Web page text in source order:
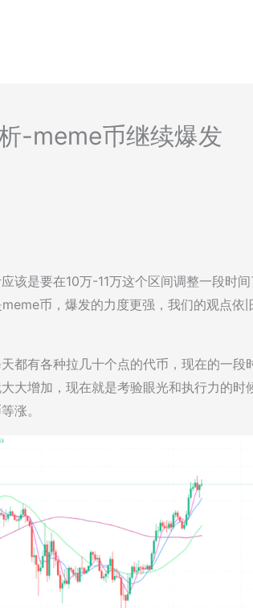
-meme币继续爆发
该是要在10万-11万这个区间调整一段时
币，爆发的力度更强，我们的观点依
都有各种拉几十个点的代币，现在的一段
大增加，现在就是考验眼光和执行力的时
涨。